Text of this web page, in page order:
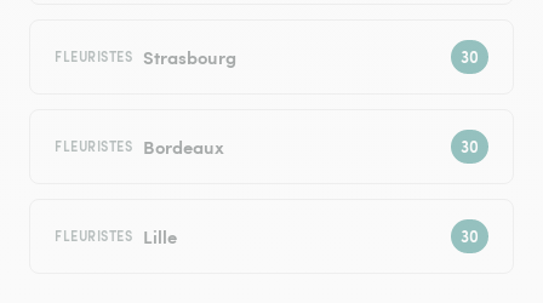
FLEURISTES Strasbourg
FLEURISTES Bordeaux
FLEURISTES Lille